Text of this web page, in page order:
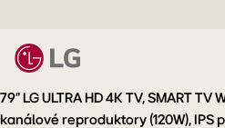
79" LG ULTRA HD 4K TV, SMART
kanálové reproduktory (120W), IPS